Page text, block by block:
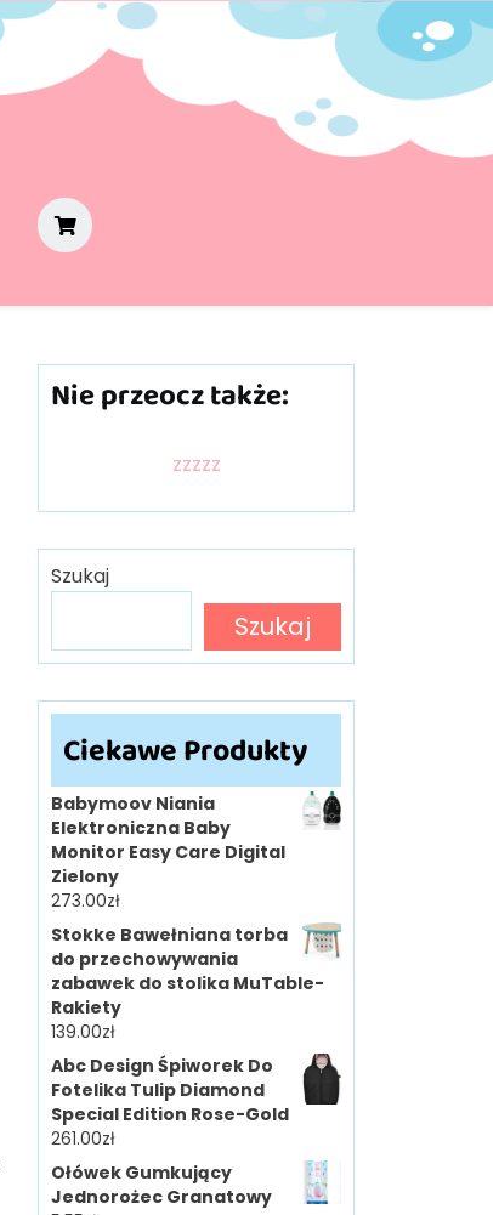
Nie przeocz także:
zzzzz
Szukaj
Szukaj
Ciekawe Produkty
Babymoov Niania
Elektroniczna Baby
Monitor Easy Care Digital
Zielony
273.00zł
Stokke Bawełniana torba
do przechowywania
zabawek do stolika MuTable-
Rakiety
139.00zł
Abc Design Śpiworek Do
Fotelika Tulip Diamond
Special Edition Rose-Gold
261.00zł
Ołówek Gumkujący
Jednorożec Granatowy